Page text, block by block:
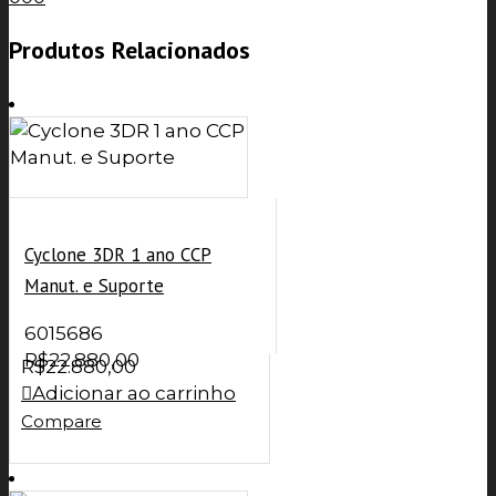
Produtos Relacionados
Cyclone 3DR 1 ano CCP
Manut. e Suporte
6015686
R$22.880,00
R$22.880,00
Adicionar ao carrinho
Compare